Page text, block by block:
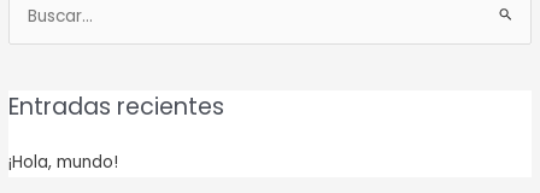
Buscar
por:
Entradas recientes
¡Hola, mundo!